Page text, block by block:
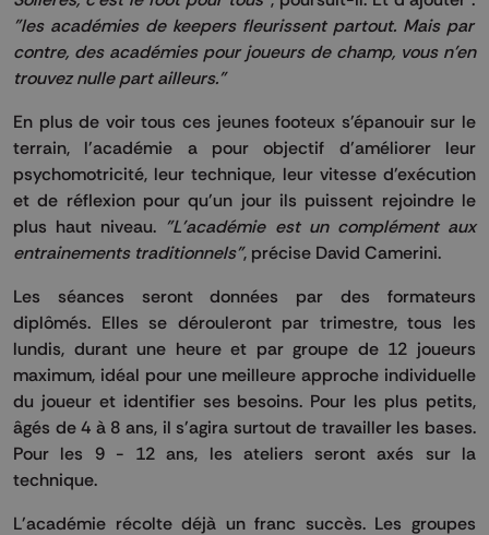
"les académies de keepers fleurissent partout. Mais par
contre, des académies pour joueurs de champ, vous n'en
trouvez nulle part ailleurs."
En plus de voir tous ces jeunes footeux s'épanouir sur le
terrain, l'académie a pour objectif d'améliorer leur
psychomotricité, leur technique, leur vitesse d'exécution
et de réflexion pour qu'un jour ils puissent rejoindre le
plus haut niveau. "L'académie est un complément aux
entrainements traditionnels", précise David Camerini.
Les séances seront données par des formateurs
diplômés. Elles se dérouleront par trimestre, tous les
lundis, durant une heure et par groupe de 12 joueurs
maximum, idéal pour une meilleure approche individuelle
du joueur et identifier ses besoins. Pour les plus petits,
âgés de 4 à 8 ans, il s'agira surtout de travailler les bases.
Pour les 9 - 12 ans, les ateliers seront axés sur la
technique.
L'académie récolte déjà un franc succès. Les groupes